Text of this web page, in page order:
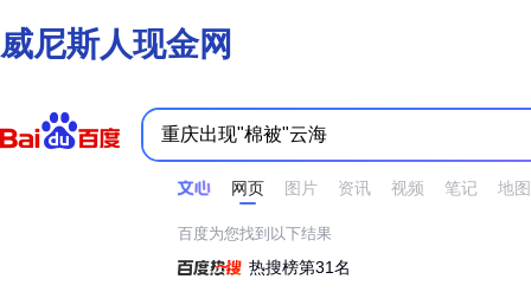
威尼斯人现金网
网页 图片 资讯 视频 笔记 地图
时间不限 所有网页和文件 站点内检索
百度为您找到以下结果
热搜榜第31名